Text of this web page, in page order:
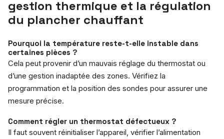
gestion thermique et la régulation
du plancher chauffant
Pourquoi la température reste-t-elle instable dans
certaines pièces ?
Cela peut provenir d’un mauvais réglage du thermostat ou
d’une gestion inadaptée des zones. Vérifiez la
programmation et la position des sondes pour assurer une
mesure précise.
Comment régler un thermostat défectueux ?
Il faut souvent réinitialiser l’appareil, vérifier l’alimentation